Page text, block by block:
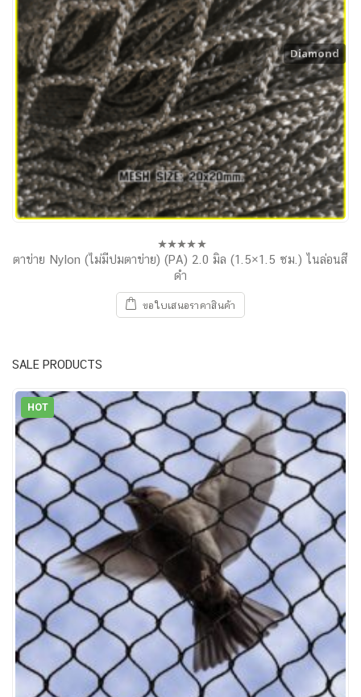
Diamond
0
5
ตาข่าย Nylon (ไม่มีปมตาข่าย) (PA) 2.0 มิล (1.5×1.5 ซม.) ไนล่อนสี
ดำ
ขอใบเสนอราคาสินค้า
SALE PRODUCTS
HOT